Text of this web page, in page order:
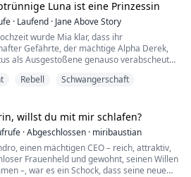
zu singen anfängt, sobald er mir so nah
streift meine Lippen. „Du hast recht. Will ich
Luna ist eine Prinzessin
· Laufend · Jane Above Story
wurde Mia klar, dass ihr
Gefährte, der mächtige Alpha Derek,
als Ausgestoßene genauso verabscheute
Cassandra, geliebt, obwohl diese Mia eine
Doch schon bald erkannte sie, dass sie ...
Rebell Schwangerschaft
willst du mit mir schlafen?
·Abgeschlossen · miribaustian
einen mächtigen CEO – reich, attraktiv,
Frauenheld und gewohnt, seinen Willen
–, war es ein Schock, dass seine neue